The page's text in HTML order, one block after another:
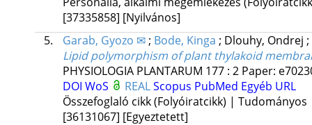
[37335858] [Nyilvános]
5.
Garab, Gyozo ✉ ; Bode, Kinga ; Dlouhy, Ondrej ;
Lipid polymorphism of plant thylakoid
PHYSIOLOGIA PLANTARUM 177: 2 Paper:
DOI WoS REALScopus PubMed Egyéb URL
Összefoglaló cikk (Folyóiratcikk) | Tudományos
[36131067] [Egyeztetett]